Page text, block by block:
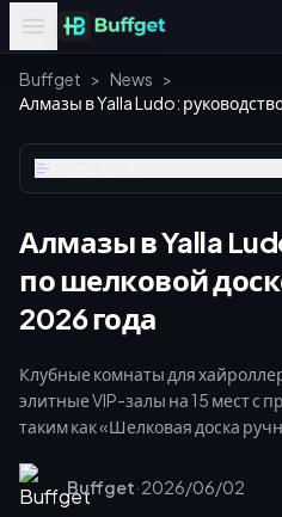
Buffget > News >
Алмазы в Yalla
по шелковой
2026 года
Клубные комнаты для
элитные VIP-залы на 15 мест с
таким как «Шелковая доска
стратегического управления
подписки и использования
Buffget·2026/06/02